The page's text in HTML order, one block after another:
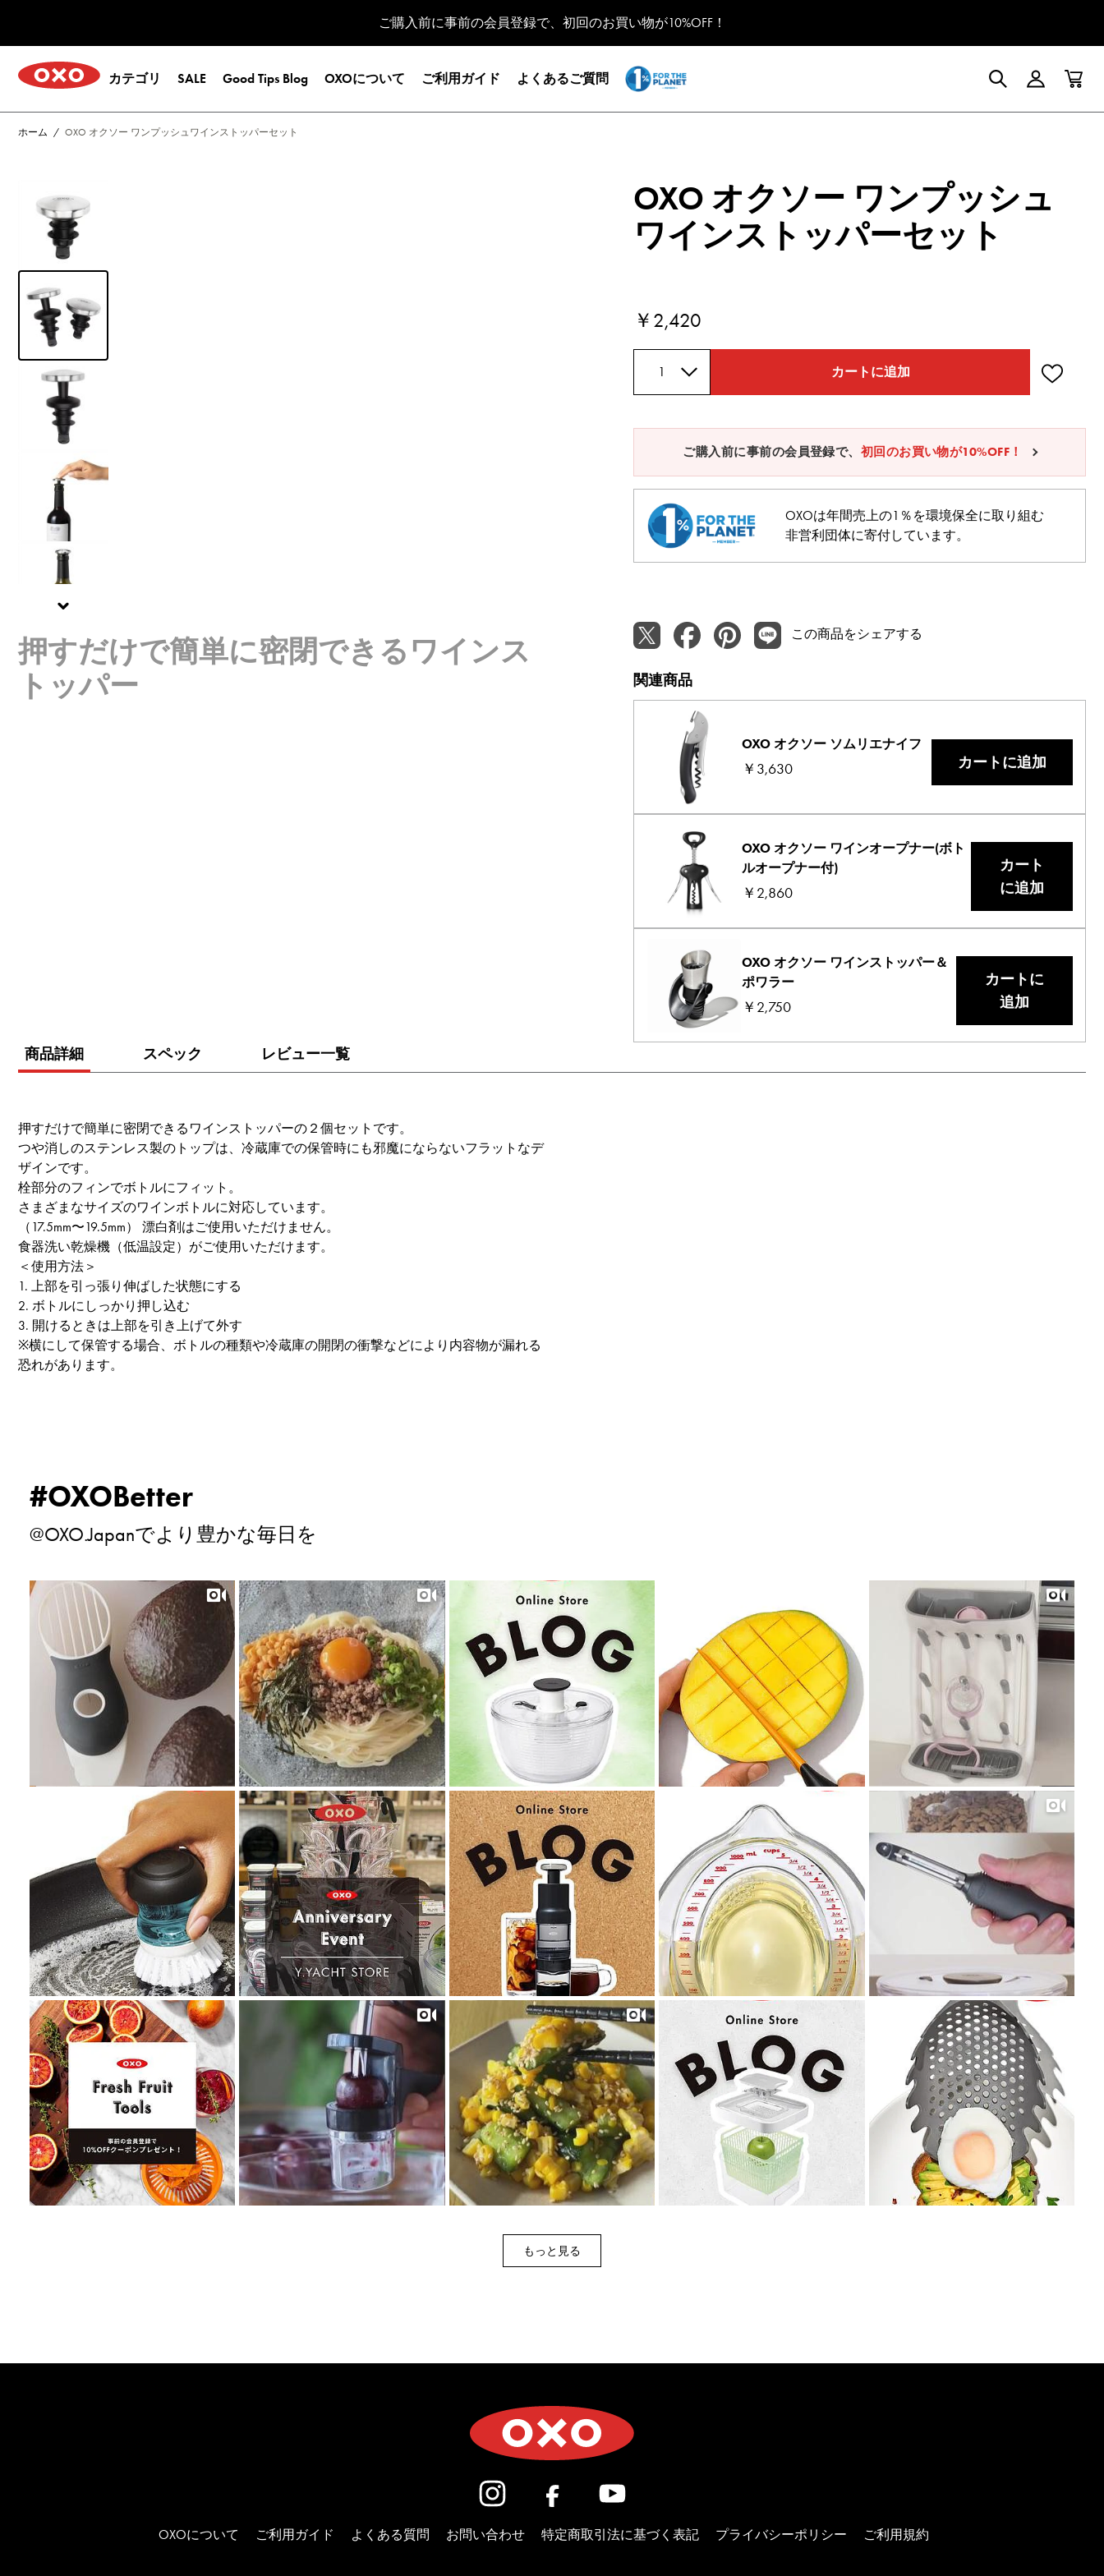
ご購入前に事前の会員登録で、初回のお買い物が10%OFF！
カテゴリ
SALE Good Tips Blog
OXOについて
ご利用ガイド よくあるご質問
1% for the Planet
ホーム / OXO オクソー ワンプッシュワインストッパーセット
OXO オクソー ワンプッシュ
ワインストッパーセット
View larger image
View larger image
View larger image
View larger image
View larger image
View larger image
View larger image
View larger image
押すだけで簡単に密閉できるワインス
トッパー
Current Price
￥2,420
カートに追加
ご購入前に事前の会員登録で、 初回のお買い物が10%OFF！
OXOは年間売上の1％を環境保全に取り組む
非営利団体に寄付しています。
この商品をシェアする
関連商品
OXO オクソー ソムリエナイフ
￥3,630 カートに追加
OXO オクソー ワインオープナー(ボト
ルオープナー付)
￥2,860
カート
に追加
OXO オクソー ワインストッパー＆
ポワラー
￥2,750
カートに
追加
商品詳細tab active
押すだけで簡単に密閉できるワインストッパーの２個セットです。
つや消しのステンレス製のトップは、冷蔵庫での保管時にも邪魔にならないフラットなデ
ザインです。
栓部分のフィンでボトルにフィット。
さまざまなサイズのワインボトルに対応しています。
（17.5mm〜19.5mm） 漂白剤はご使用いただけません。
食器洗い乾燥機（低温設定）がご使用いただけます。
＜使用方法＞
1. 上部を引っ張り伸ばした状態にする
2. ボトルにしっかり押し込む
3. 開けるときは上部を引き上げて外す
※横にして保管する場合、ボトルの種類や冷蔵庫の開閉の衝撃などにより内容物が漏れる
恐れがあります。
スペック tab inactiveレビュー一覧tab inactive
#OXOBetter
@OXO.Japanでより豊かな毎日を
もっと見る
OXOについて ご利用ガイド よくある質問 お問い合わせ 特定商取引法に基づく表記 プライバシーポリシー ご利用規約